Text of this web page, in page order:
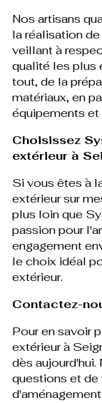
Nos artisans
la réalisation
veillant à
qualité les plus
tout, de la
matériaux, en
équipements et
Choisissez
extérieur à
Si vous êtes à
extérieur sur
plus loin que
passion pour
engagement
le choix idéal
extérieur.
Contactez-
Pour en savoir
extérieur à
dès aujourd'hui.
questions et de